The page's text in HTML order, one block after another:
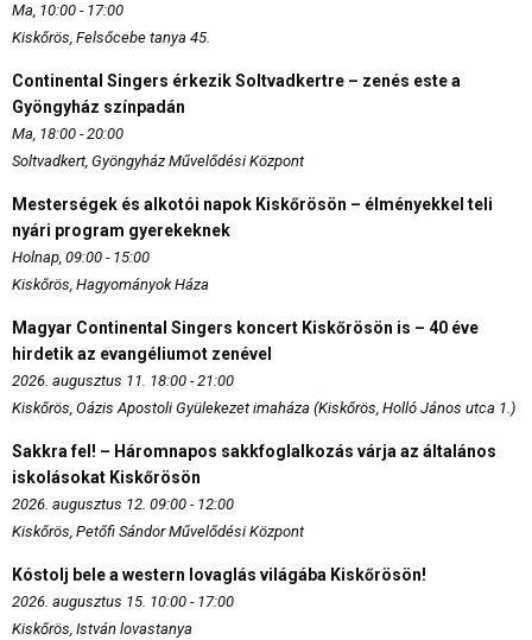
Ma, 10:00 - 17:00
Kiskőrös, Felsőcebe tanya 45.
Continental Singers érkezik Soltvadkertre – zenés este a
Gyöngyház színpadán
Ma, 18:00 - 20:00
Soltvadkert, Gyöngyház Művelődési Központ
Mesterségek és alkotói napok Kiskőrösön – élményekkel teli
nyári program gyerekeknek
Holnap, 09:00 - 15:00
Kiskőrös, Hagyományok Háza
Magyar Continental Singers koncert Kiskőrösön is – 40 éve
hirdetik az evangéliumot zenével
2026. augusztus 11. 18:00 - 21:00
Kiskőrös, Oázis Apostoli Gyülekezet imaháza (Kiskőrös, Holló János utca 1.)
Sakkra fel! – Háromnapos sakkfoglalkozás várja az általános
iskolásokat Kiskőrösön
2026. augusztus 12. 09:00 - 12:00
Kiskőrös, Petőfi Sándor Művelődési Központ
Kóstolj bele a western lovaglás világába Kiskőrösön!
2026. augusztus 15. 10:00 - 17:00
Kiskőrös, István lovastanya